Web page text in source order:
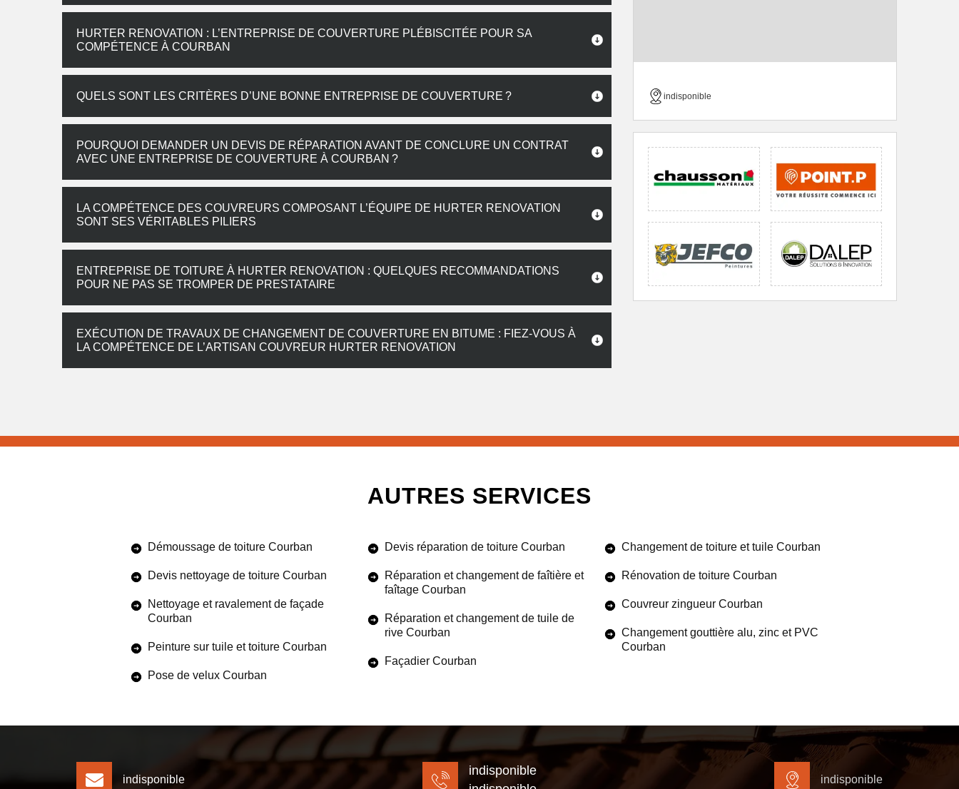
HURTER RENOVATION : L’ENTREPRISE DE COUVERTURE PLÉBISCITÉE POUR SA
COMPÉTENCE À COURBAN
QUELS SONT LES CRITÈRES D’UNE BONNE ENTREPRISE DE COUVERTURE ?
POURQUOI DEMANDER UN DEVIS DE RÉPARATION AVANT DE CONCLURE UN CONTRAT
AVEC UNE ENTREPRISE DE COUVERTURE À COURBAN ?
LA COMPÉTENCE DES COUVREURS COMPOSANT L’ÉQUIPE DE HURTER RENOVATION
SONT SES VÉRITABLES PILIERS
ENTREPRISE DE TOITURE À HURTER RENOVATION : QUELQUES RECOMMANDATIONS
POUR NE PAS SE TROMPER DE PRESTATAIRE
EXÉCUTION DE TRAVAUX DE CHANGEMENT DE COUVERTURE EN BITUME : FIEZ-VOUS À
LA COMPÉTENCE DE L’ARTISAN COUVREUR HURTER RENOVATION
indisponible
AUTRES SERVICES
Démoussage de toiture Courban
Devis nettoyage de toiture Courban
Nettoyage et ravalement de façade
Courban
Peinture sur tuile et toiture Courban
Pose de velux Courban
Devis réparation de toiture Courban
Réparation et changement de faîtière et
faîtage Courban
Réparation et changement de tuile de
rive Courban
Façadier Courban
Changement de toiture et tuile Courban
Rénovation de toiture Courban
Couvreur zingueur Courban
Changement gouttière alu, zinc et PVC
Courban
indisponible
indisponible
indisponible